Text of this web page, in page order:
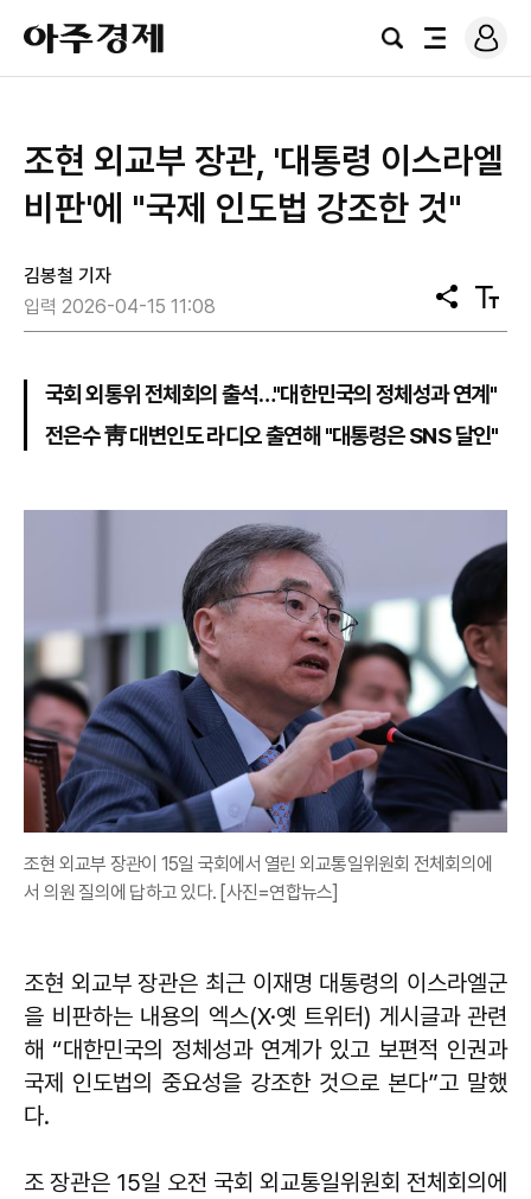
아
주
경
검
전
로
그
조현 외교부 장관, '대통령 이스라엘
비판'에 "국제 인도법 강조한 것"
김봉철 기자
입력 2026-04-15 11:08
공
유
텍
스
기
국회 외통위 전체회의 출석…"대한민국의 정체성과 연계"
전은수 靑 대변인도 라디오 출연해 "대통령은 SNS 달인"
조현 외교부 장관이 15일 국회에서 열린 외교통일위원회 전체회의에
서 의원 질의에 답하고 있다. [사진=연합뉴스]
조현 외교부 장관은 최근 이재명 대통령의 이스라엘군
을 비판하는 내용의 엑스(X·옛 트위터) 게시글과 관련
해 “대한민국의 정체성과 연계가 있고 보편적 인권과
국제 인도법의 중요성을 강조한 것으로 본다”고 말했
다.
조 장관은 15일 오전 국회 외교통일위원회 전체회의에